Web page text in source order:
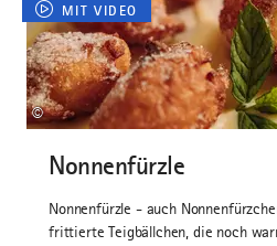
MIT VIDEO
©
Nonnenfürzle
Nonnenfürzle - auch
frittierte Teigbällchen, die noch